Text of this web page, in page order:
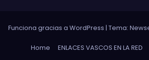
Funciona gracias a WordPress | Tema:
Home ENLACES VASCOS EN LA RED